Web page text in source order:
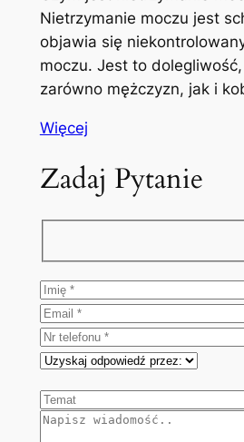
Nietrzymanie moczu jest
objawia się
moczu. Jest to
zarówno mężczyzn, jak i
Więcej
Zadaj Pytanie